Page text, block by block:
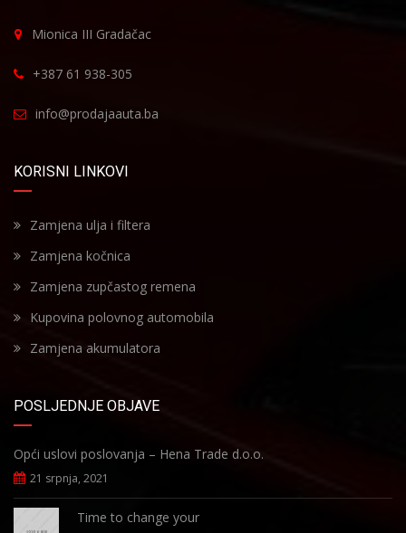
Mionica III Gradačac
+387 61 938-305
info@prodajaauta.ba
KORISNI LINKOVI
Zamjena ulja i filtera
Zamjena kočnica
Zamjena zupčastog remena
Kupovina polovnog automobila
Zamjena akumulatora
POSLJEDNJE OBJAVE
Opći uslovi poslovanja – Hena Trade d.o.o.
21 srpnja, 2021
Time to change your